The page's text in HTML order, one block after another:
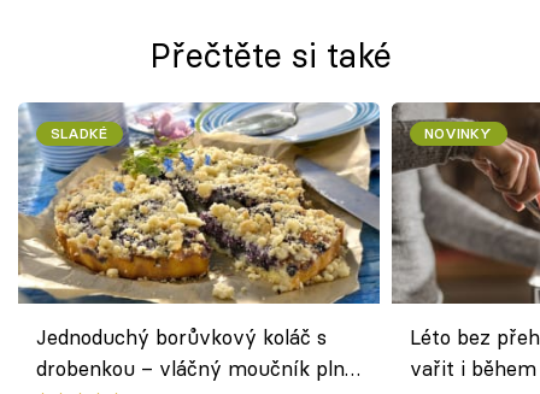
Přečtěte si také
SLADKÉ
Jednoduchý borůvkový koláč s
drobenkou – vláčný moučník plný
NOVINKY
Léto bez
vařit i